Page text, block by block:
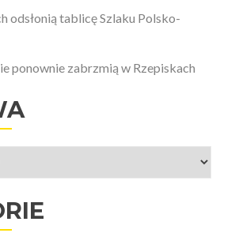
odsłonią tablicę Szlaku Polsko-
ponownie zabrzmią w Rzepiskach